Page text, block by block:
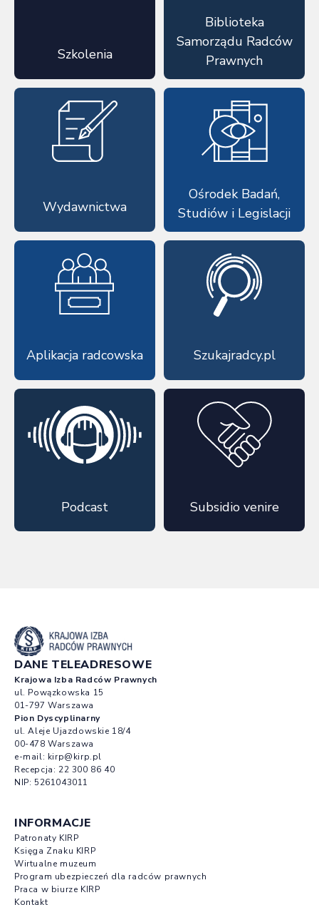
Szkolenia
Biblioteka
Samorządu Radców
Prawnych
Wydawnictwa
Ośrodek Badań,
Studiów i Legislacji
Aplikacja radcowska Szukajradcy.pl
Podcast Subsidio venire
DANE TELEADRESOWE
Krajowa Izba Radców Prawnych
ul. Powązkowska 15
01-797 Warszawa
Pion Dyscyplinarny
ul. Aleje Ujazdowskie 18/4
00-478 Warszawa
e-mail: kirp@kirp.pl
Recepcja: 22 300 86 40
NIP: 5261043011
INFORMACJE
Patronaty KIRP
Księga Znaku KIRP
Wirtualne muzeum
Program ubezpieczeń dla radców prawnych
Praca w biurze KIRP
Kontakt